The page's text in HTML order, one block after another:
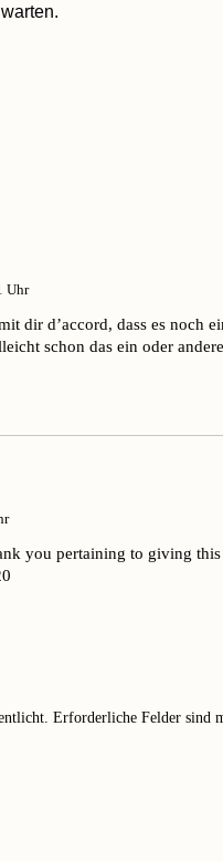
Uhr
dir d’accord, dass es noch
schon das ein oder
you pertaining to giving
Erforderliche Felder sind